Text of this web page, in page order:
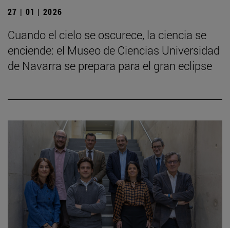
27 | 01 | 2026
Cuando el cielo se oscurece, la ciencia se
enciende: el Museo de Ciencias Universidad
de Navarra se prepara para el gran eclipse